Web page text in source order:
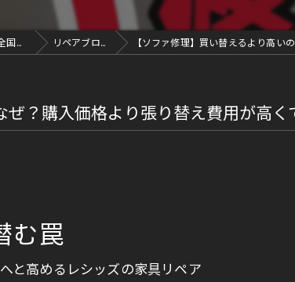
ソファ修理・エナメル修理・革修理なら愛知県豊川市のレシッズへ｜全国対応 リペアブログ 【ソファ修理】買い替えるより高い
？購入価格より張り替え費用が高く
む罠
と高めるレシッズの家具リペア